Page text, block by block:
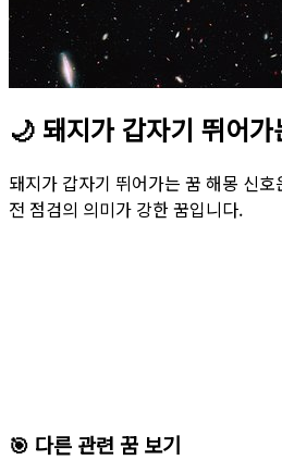
🌙 돼지가 갑자기 뛰어
돼지가 갑자기 뛰어가는 꿈 해몽 신
전 점검의 의미가 강한 꿈입니다.
🎯 다른 관련 꿈 보기